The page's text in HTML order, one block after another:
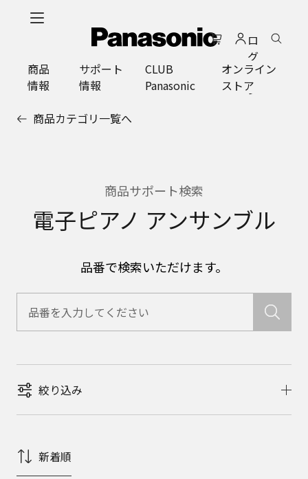
ロ
グ
イ
ン
商品
情報
サポート
情報
CLUB
Panasonic
オンライン
ストア
商品カテゴリ一覧へ
商品サポート検索
電子ピアノ アンサンブル
品番で検索いただけます。
絞り込み
新着順